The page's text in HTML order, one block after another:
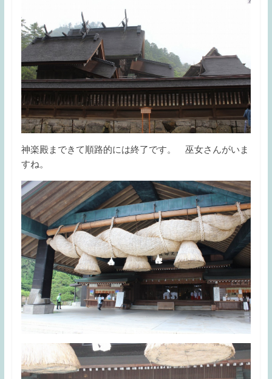
神楽殿まできて順路的には終了です。 巫女さんがいま
すね。